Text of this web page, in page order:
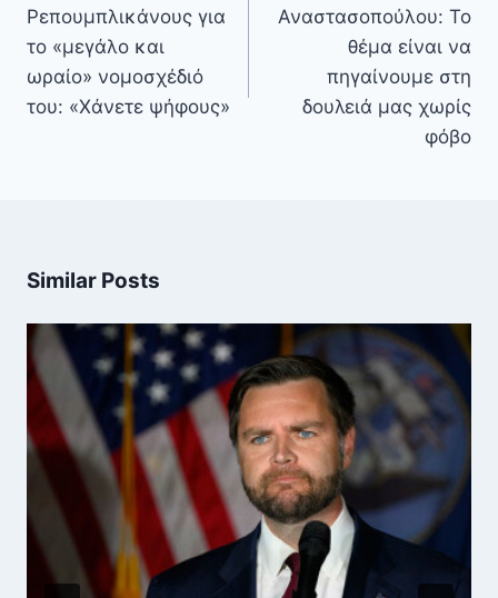
Ρεπουμπλικάνους για
το «μεγάλο και
ωραίο» νομοσχέδιό
του: «Χάνετε ψήφους»
Αναστασοπούλου: Το
θέμα είναι να
πηγαίνουμε στη
δουλειά μας χωρίς
φόβο
Similar Posts